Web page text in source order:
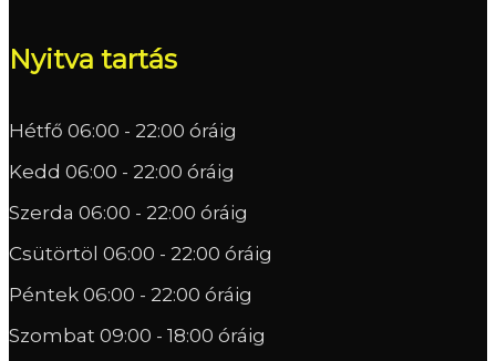
Nyitva tartás
Hétfő 06:00 - 22:00 óráig
Kedd 06:00 - 22:00 óráig
Szerda 06:00 - 22:00 óráig
Csütörtöl 06:00 - 22:00 óráig
Péntek 06:00 - 22:00 óráig
Szombat 09:00 - 18:00 óráig